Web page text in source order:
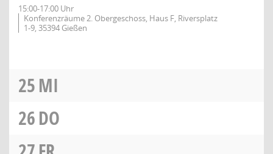
15:00-17:00 Uhr
Konferenzräume 2. Obergeschoss, Haus F, Riversplatz
1-9, 35394 Gießen
25MI
26DO